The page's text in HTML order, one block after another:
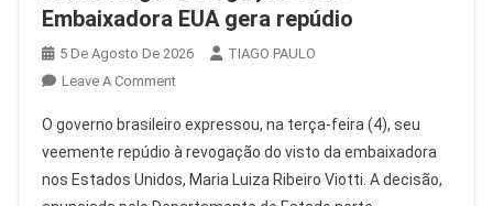
Embaixadora EUA gera repúdio
5 De Agosto De 2026
TIAGO PAULO
Leave A CommentOn
Reage:
Revogação
Visto
O governo brasileiro expressou, na terça-feira (4), seu
veemente repúdio à revogação do visto da embaixadora
nos Estados Unidos, Maria Luiza Ribeiro Viotti. A decisão,